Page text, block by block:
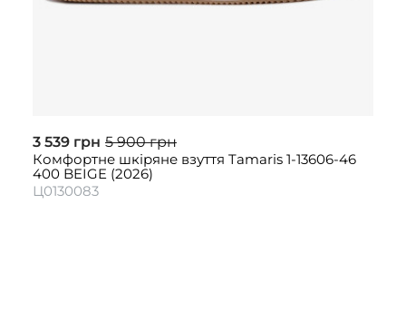
3 539 грн 5 900 грн
Комфортне шкіряне взуття Tamaris 1-13606-46
400 BEIGE (2026)
Ц0130083